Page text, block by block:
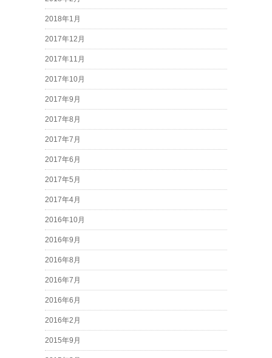
2018年1月
2017年12月
2017年11月
2017年10月
2017年9月
2017年8月
2017年7月
2017年6月
2017年5月
2017年4月
2016年10月
2016年9月
2016年8月
2016年7月
2016年6月
2016年2月
2015年9月